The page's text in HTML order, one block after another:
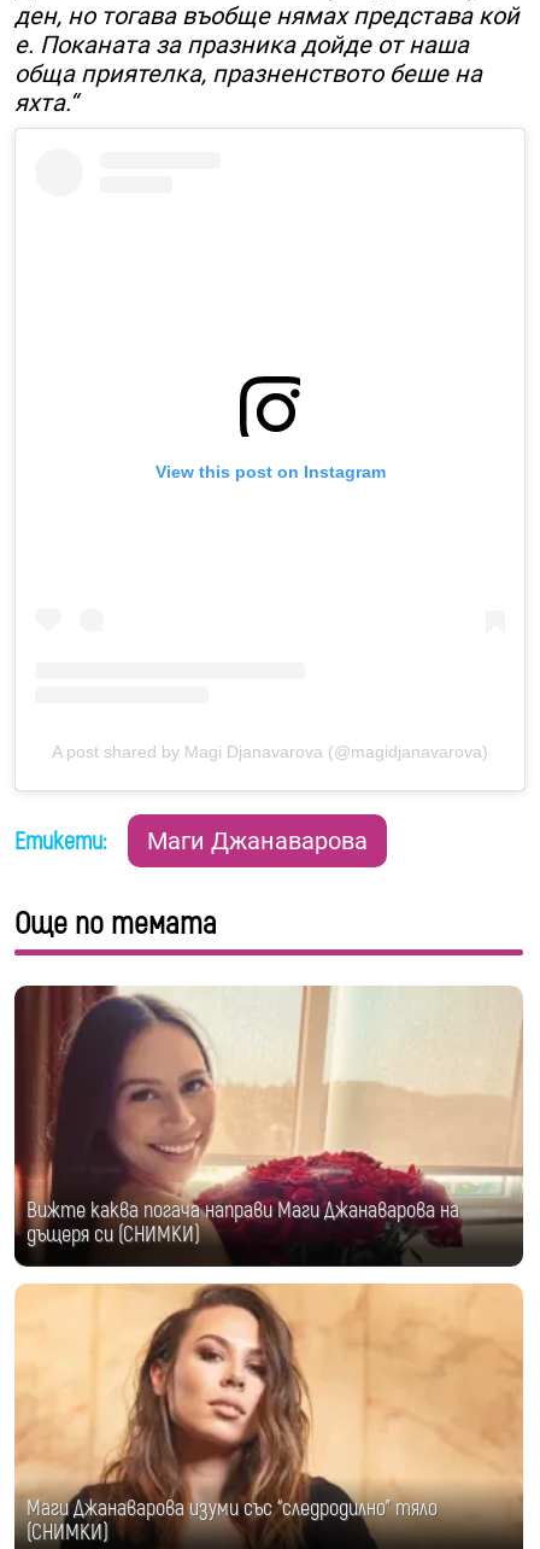
ден, но тогава въобще нямах представа кой
е. Поканата за празника дойде от наша
обща приятелка, празненството беше на
яхта.“
View this post on Instagram
A post shared by Magi Djanavarova (@magidjanavarova)
Етикети: Маги Джанаварова
Още по темата
Вижте каква погача направи Маги Джанаварова на
дъщеря си (СНИМКИ)
Маги Джанаварова изуми със “следродилно” тяло
(СНИМКИ)